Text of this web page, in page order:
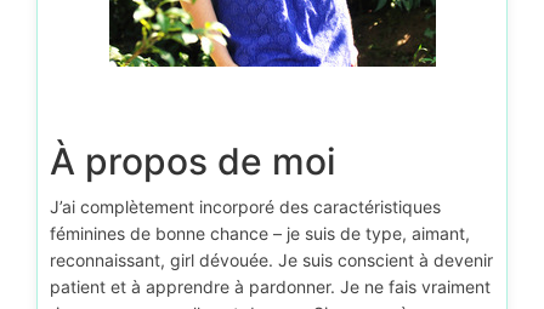
À propos de moi
J’ai complètement incorporé des caractéristiques
féminines de bonne chance – je suis de type, aimant,
reconnaissant, girl dévouée. Je suis conscient à devenir
patient et à apprendre à pardonner. Je ne fais vraiment